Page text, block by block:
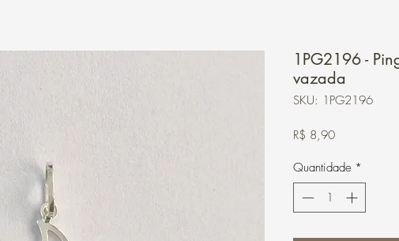
1PG2196 -
vazada
SKU: 1PG2196
R$ 8,90Preço
Quantidade *